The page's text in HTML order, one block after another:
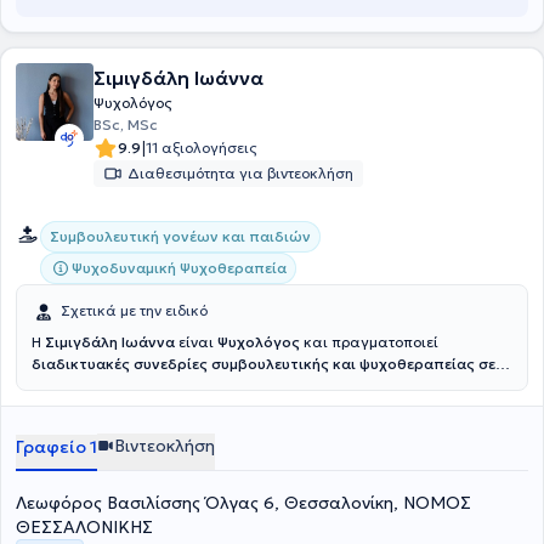
Σιμιγδάλη Ιωάννα
Ψυχολόγος
BSc, MSc
9.9|11 αξιολογήσεις
Διαθεσιμότητα για βιντεοκλήση
Συμβουλευτική γονέων και παιδιών
Ψυχοδυναμική Ψυχοθεραπεία
Σχετικά με την ειδικό
Η Σιμιγδάλη Ιωάννα είναι Ψυχολόγος και πραγματοποιεί
διαδικτυακές συνεδρίες συμβουλευτικής και ψυχοθεραπείας σε
Ιωαννίνων (2022), με άδεια ασκήσεως επαγγέλματος. Είναι
του τμήματος Ιατρικής του Αριστοτελείου Πανεπιστημίου
Θεσσαλονίκης (2025) και έχει ολοκληρώσει τριετές εκπαιδευτικό
πρόγραμμα στην Ψυχοδυναμική Προσέγγιση (2022–2025),
πιστοποιημένο από την Ελληνική Συμβουλευτική Εταιρεία. Διατηρεί
σταθερή προσήλωση στη διαρκή εκπαίδευση και την
Γραφείο 1 Βιντεοκλήση
Λεωφόρος Βασιλίσσης Όλγας 6, Θεσσαλονίκη, ΝΟΜΟΣ
ΘΕΣΣΑΛΟΝΙΚΗΣ